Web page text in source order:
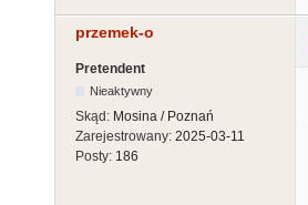
przemek-o
Pretendent
Nieaktywny
Skąd: Mosina / Poznań
Zarejestrowany: 2025-03-11
Posty: 186